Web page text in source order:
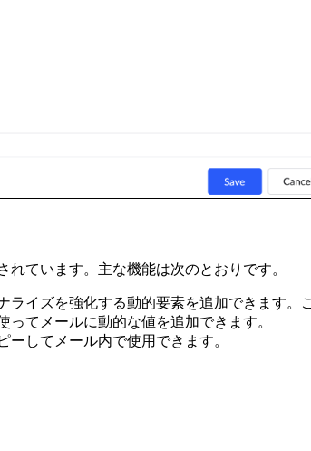
ています。主な機能は次のとおりです。
イズを強化する動的要素を追加できます。
てメールに動的な値を追加できます。
してメール内で使用できます。